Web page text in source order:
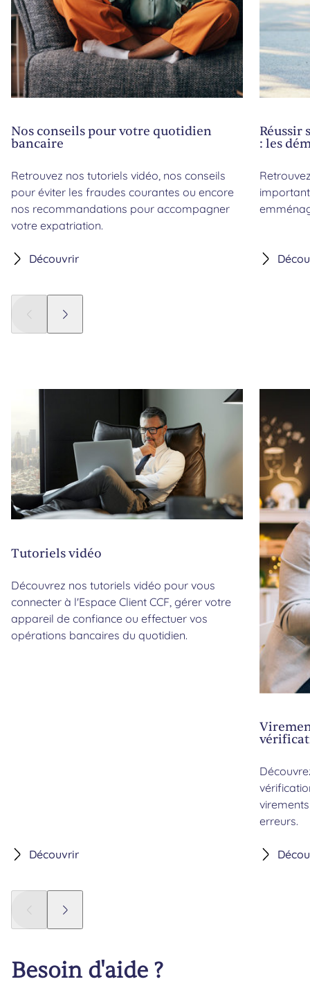
Nos conseils pour votre quotidien
bancaire
Retrouvez nos tutoriels vidéo, nos conseils
pour éviter les fraudes courantes ou encore
nos recommandations pour accompagner
votre expatriation.
Découvrir
Réussir
: les
Panneau précédent
Panneau suivant
Tutoriels vidéo
Découvrez nos tutoriels vidéo pour vous
connecter à l'Espace Client CCF, gérer votre
appareil de confiance ou effectuer vos
opérations bancaires du quotidien.
Découvrir
erreurs.
Panneau précédent
Panneau suivant
Besoin d'aide ?